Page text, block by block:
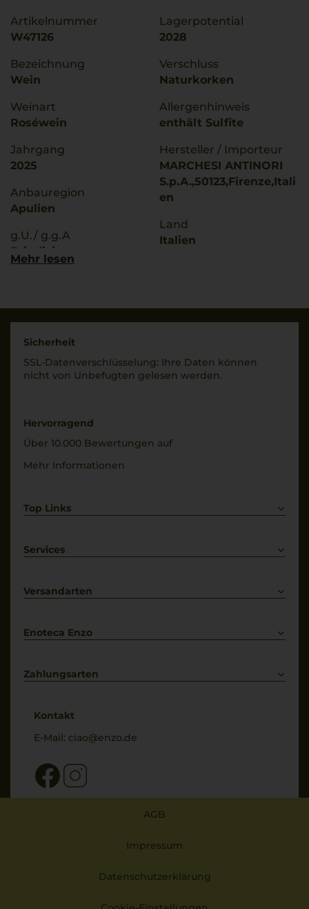
Artikelnummer
W47126
Bezeichnung
Wein
Weinart
Roséwein
Jahrgang
2025
Anbauregion
Apulien
g.U./ g.g.A
Brindisi
Trinktemperatur
8 °C
Alkoholgehalt
12 % Vol.
Lagerpotential
2028
Verschluss
Naturkorken
Allergenhinweis
enthält Sulfite
Hersteller / Importeur
MARCHESI ANTINORI
S.p.A.,50123,Firenze,Itali
en
Land
Italien
Geschmack
trocken
Mehr lesen
Sicherheit
SSL-Daten­verschlüs­selung: Ihre Daten können
nicht von Unbe­fugten gelesen werden.
Hervorragend
Über 10.000 Bewertungen auf
Mehr Informationen
Top Links
Weißwein
Services
Kontakt
Versandarten
Enoteca Enzo
Bewertungs-Richtlinien
Zahlungsarten
Kontakt
E-Mail: ciao@enzo.de
AGB
Impressum
Datenschutzerklärung